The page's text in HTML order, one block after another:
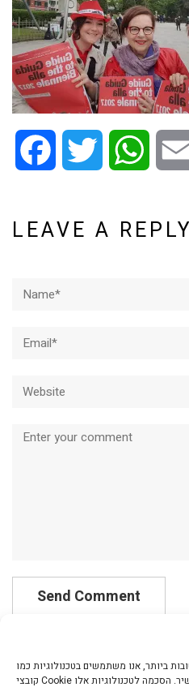
ביותר, אנו משתמשים בטכנולוגיות כמו
קובצי Cookie כדי לאחסן ו/או לגשת למידע על המכשיר. הסכמה לטכנולוגיות אלו
Facebook Twitter
LEAVE A REPLY
Comment